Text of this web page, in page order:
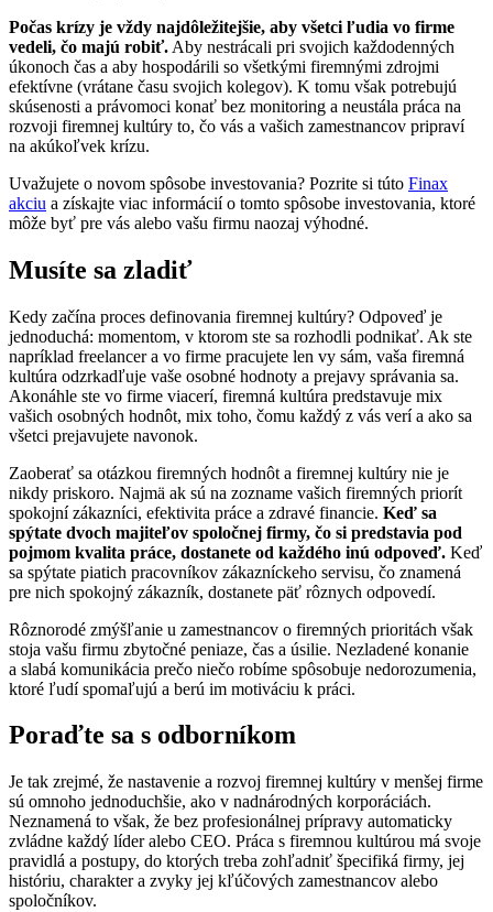
Počas krízy je vždy najdôležitejšie, aby všetci ľudia vo firme
vedeli, čo majú robiť. Aby nestrácali pri svojich každodenných
úkonoch čas a aby hospodárili so všetkými firemnými zdrojmi
efektívne (vrátane času svojich kolegov). K tomu však potrebujú
skúsenosti a právomoci konať bez monitoring a neustála práca na
rozvoji firemnej kultúry to, čo vás a vašich zamestnancov pripraví
na akúkoľvek krízu.
Uvažujete o novom spôsobe investovania? Pozrite si túto Finax
akciu a získajte viac informácií o tomto spôsobe investovania, ktoré
môže byť pre vás alebo vašu firmu naozaj výhodné.
Musíte sa zladiť
Kedy začína proces definovania firemnej kultúry? Odpoveď je
jednoduchá: momentom, v ktorom ste sa rozhodli podnikať. Ak ste
napríklad freelancer a vo firme pracujete len vy sám, vaša firemná
kultúra odzrkadľuje vaše osobné hodnoty a prejavy správania sa.
Akonáhle ste vo firme viacerí, firemná kultúra predstavuje mix
vašich osobných hodnôt, mix toho, čomu každý z vás verí a ako sa
všetci prejavujete navonok.
Zaoberať sa otázkou firemných hodnôt a firemnej kultúry nie je
nikdy priskoro. Najmä ak sú na zozname vašich firemných priorít
spokojní zákazníci, efektivita práce a zdravé financie. Keď sa
spýtate dvoch majiteľov spoločnej firmy, čo si predstavia pod
pojmom kvalita práce, dostanete od každého inú odpoveď. Keď
sa spýtate piatich pracovníkov zákazníckeho servisu, čo znamená
pre nich spokojný zákazník, dostanete päť rôznych odpovedí.
Rôznorodé zmýšľanie u zamestnancov o firemných prioritách však
stoja vašu firmu zbytočné peniaze, čas a úsilie. Nezladené konanie
a slabá komunikácia prečo niečo robíme spôsobuje nedorozumenia,
ktoré ľudí spomaľujú a berú im motiváciu k práci.
Poraďte sa s odborníkom
Je tak zrejmé, že nastavenie a rozvoj firemnej kultúry v menšej firme
sú omnoho jednoduchšie, ako v nadnárodných korporáciách.
Neznamená to však, že bez profesionálnej prípravy automaticky
zvládne každý líder alebo CEO. Práca s firemnou kultúrou má svoje
pravidlá a postupy, do ktorých treba zohľadniť špecifiká firmy, jej
históriu, charakter a zvyky jej kľúčových zamestnancov alebo
spoločníkov.